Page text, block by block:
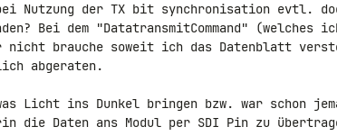
bei Nutzung der TX bit synchronisation evtl.
Bei dem "DatatransmitCommand" (welches
nicht brauche soweit ich das Datenblatt
abgeraten.
Licht ins Dunkel bringen bzw. war schon
die Daten ans Modul per SDI Pin zu